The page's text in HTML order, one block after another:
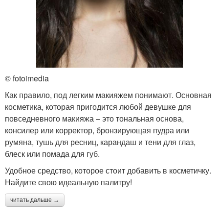
© fotoimedia
Как правило, под легким макияжем понимают. Основная
косметика, которая пригодится любой девушке для
повседневного макияжа – это тональная основа,
консилер или корректор, бронзирующая пудра или
румяна, тушь для ресниц, карандаш и тени для глаз,
блеск или помада для губ.
Удобное средство, которое стоит добавить в косметичку.
Найдите свою идеальную палитру!
читать дальше →